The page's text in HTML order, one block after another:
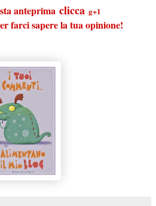
anteprimaclicca g+1
farci sapere la tua opinione!